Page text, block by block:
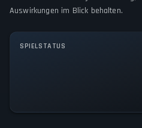
SPIELMODI
Auswirkungen im Blick behalten.
SPIELSTATUS